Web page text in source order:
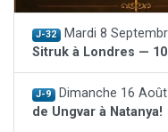
J-32 Mardi 8
Sitruk à Londres —
J-9 Dimanche 16 Août
de Ungvar à Natanya!